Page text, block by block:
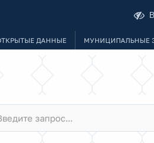
ДАННЫЕ МУНИЦИПАЛЬНЫЕ